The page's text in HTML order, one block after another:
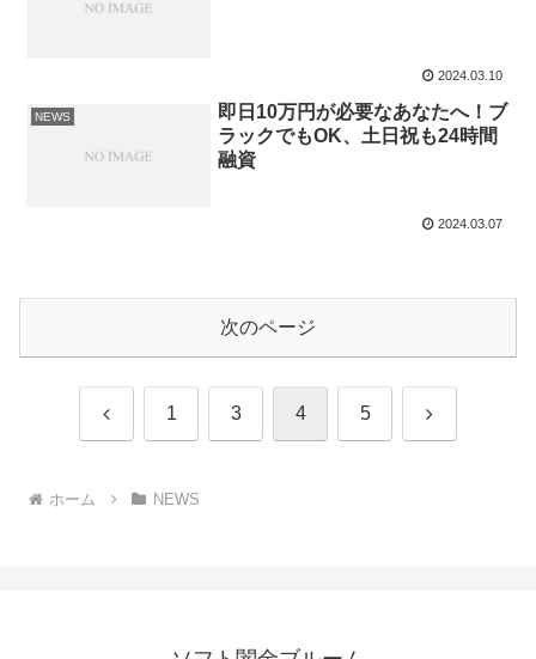
2024.03.10
NEWS
即日10万円が必要なあなたへ！ブ
ラックでもOK、土日祝も24時間
融資
2024.03.07
次のページ
前 1 3 4 5 次
ホーム NEWS